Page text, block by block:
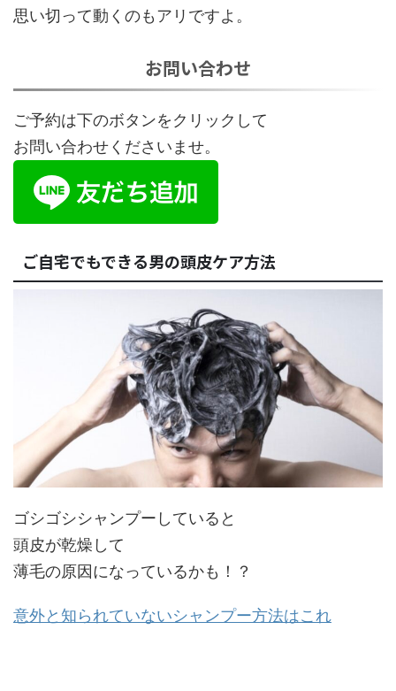
思い切って動くのもアリですよ。
お問い合わせ
ご予約は下のボタンをクリックして
お問い合わせくださいませ。
ご自宅でもできる男の頭皮ケア方法
ゴシゴシシャンプーしていると
頭皮が乾燥して
薄毛の原因になっているかも！？
意外と知られていないシャンプー方法はこれ